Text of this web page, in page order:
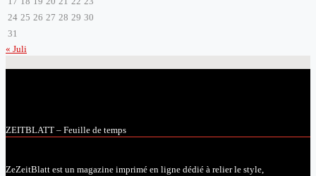
24 25 26 27 28 29 30
31
« Juli
ZEITBLATT – Feuille de temps
ZeZeitBlatt est un magazine imprimé en ligne dédié à relier le style,